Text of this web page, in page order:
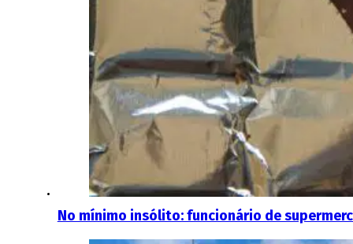
No mínimo insólito: funcionário de